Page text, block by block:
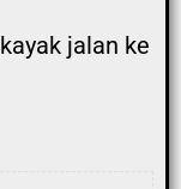
jalan ke